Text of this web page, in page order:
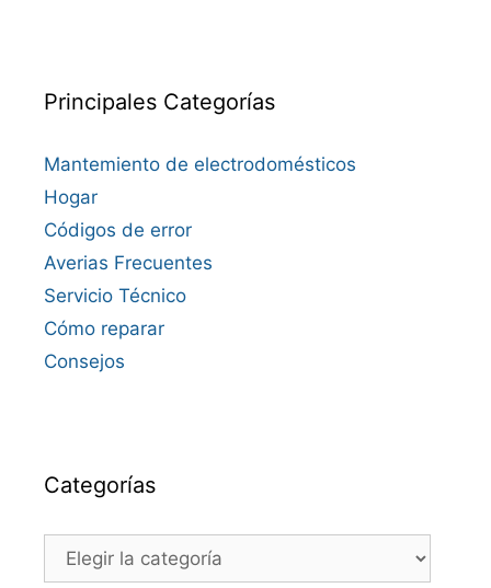
Principales Categorías
Mantemiento de electrodomésticos
Hogar
Códigos de error
Averias Frecuentes
Servicio Técnico
Cómo reparar
Consejos
Categorías
Categorías